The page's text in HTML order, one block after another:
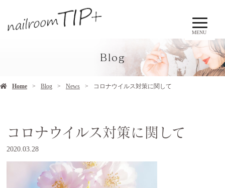
MENU
Blog
Home Blog News コロナウイルス対策に関して
コロナウイルス対策に関して
2020.03.28